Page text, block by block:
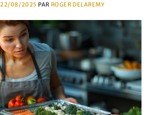
22/08/2025 PAR ROGER DELAREMY